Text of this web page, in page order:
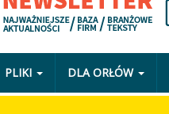
PLIKI DLA ORŁÓW